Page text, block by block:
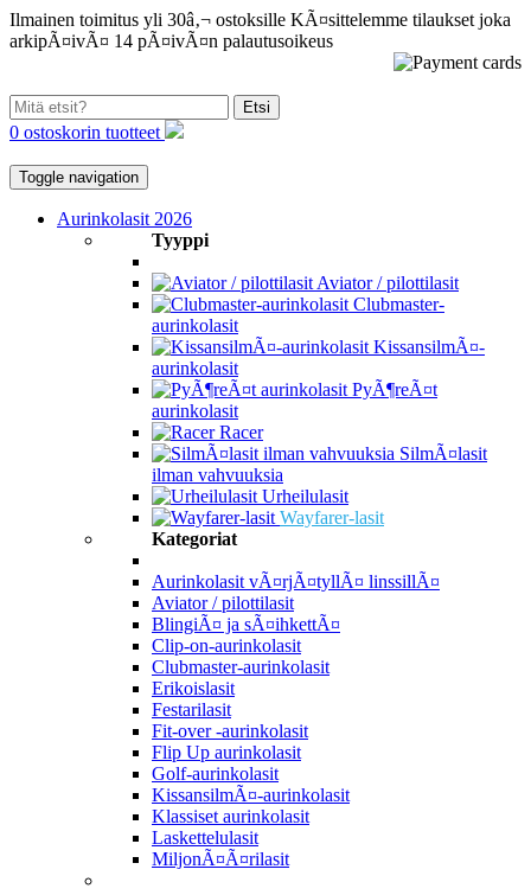
Ilmainen toimitus yli 30â‚¬ ostoksille KÃ¤sittelemme tilaukset joka
arkipÃ¤ivÃ¤ 14 pÃ¤ivÃ¤n palautusoikeus
Etsi
0 ostoskorin tuotteet
Toggle navigation
Aurinkolasit 2026
Tyyppi
Aviator / pilottilasit
Clubmaster-
aurinkolasit
KissansilmÃ¤-
aurinkolasit
PyÃ¶reÃ¤t
aurinkolasit
Racer
SilmÃ¤lasit
ilman vahvuuksia
Urheilulasit
Wayfarer-lasit
Kategoriat
Aurinkolasit vÃ¤rjÃ¤tyllÃ¤ linssillÃ¤
Aviator / pilottilasit
BlingiÃ¤ ja sÃ¤ihkettÃ¤
Clip-on-aurinkolasit
Clubmaster-aurinkolasit
Erikoislasit
Festarilasit
Fit-over -aurinkolasit
Flip Up aurinkolasit
Golf-aurinkolasit
KissansilmÃ¤-aurinkolasit
Klassiset aurinkolasit
Laskettelulasit
MiljonÃ¤Ã¤rilasit